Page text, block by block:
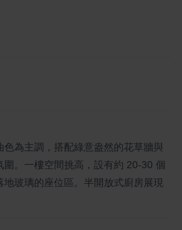
為主調，搭配綠意盎然的花草牆與
圍。一樓空間挑高，設有約 20-30 個
玻璃的座位區。半開放式廚房展現